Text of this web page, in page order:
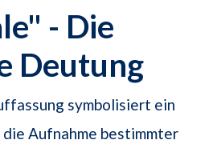
- Die
Deutung
symbolisiert ein
die Aufnahme bestimmter